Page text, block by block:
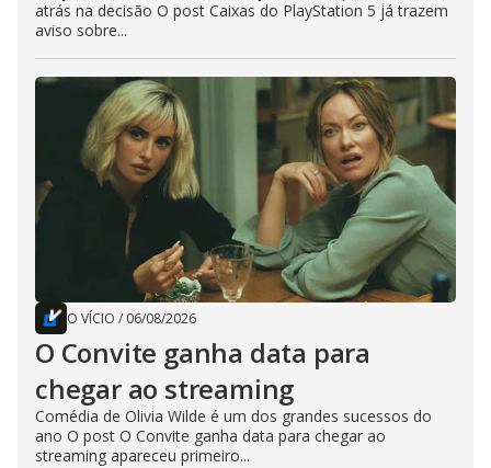
atrás na decisão O post Caixas do PlayStation 5 já trazem
aviso sobre...
O VÍCIO / 06/08/2026
O Convite ganha data para
chegar ao streaming
Comédia de Olivia Wilde é um dos grandes sucessos do
ano O post O Convite ganha data para chegar ao
streaming apareceu primeiro...